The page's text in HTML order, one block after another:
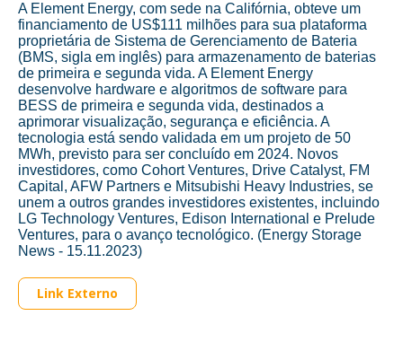
A Element Energy, com sede na Califórnia, obteve um
financiamento de US$111 milhões para sua plataforma
proprietária de Sistema de Gerenciamento de Bateria
(BMS, sigla em inglês) para armazenamento de baterias
de primeira e segunda vida. A Element Energy
desenvolve hardware e algoritmos de software para
BESS de primeira e segunda vida, destinados a
aprimorar visualização, segurança e eficiência. A
tecnologia está sendo validada em um projeto de 50
MWh, previsto para ser concluído em 2024. Novos
investidores, como Cohort Ventures, Drive Catalyst, FM
Capital, AFW Partners e Mitsubishi Heavy Industries, se
unem a outros grandes investidores existentes, incluindo
LG Technology Ventures, Edison International e Prelude
Ventures, para o avanço tecnológico. (Energy Storage
News - 15.11.2023)
Link Externo